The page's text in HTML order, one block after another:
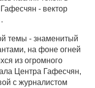
- вектор
темы - знаменитый
на фоне огней
из огромного
Центра Гафесчян,
с журналистом